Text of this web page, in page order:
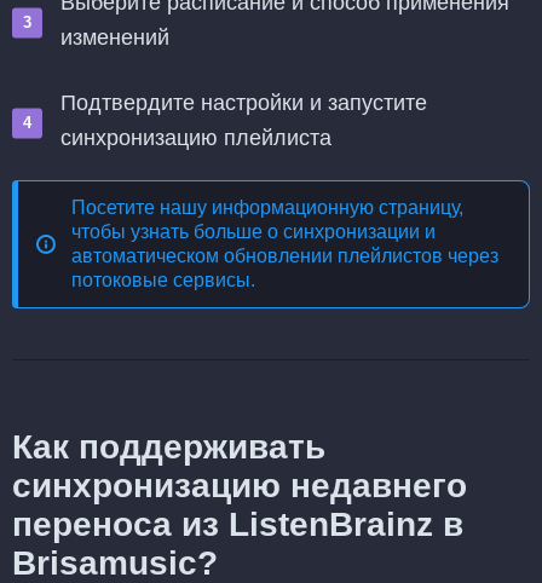
изменений
Подтвердите настройки и запустите
синхронизацию плейлиста
Посетите нашу информационную страницу,
чтобы узнать больше о синхронизации и
автоматическом обновлении плейлистов через
потоковые сервисы.
Как поддерживать
синхронизацию недавнего
переноса из ListenBrainz в
Brisamusic?